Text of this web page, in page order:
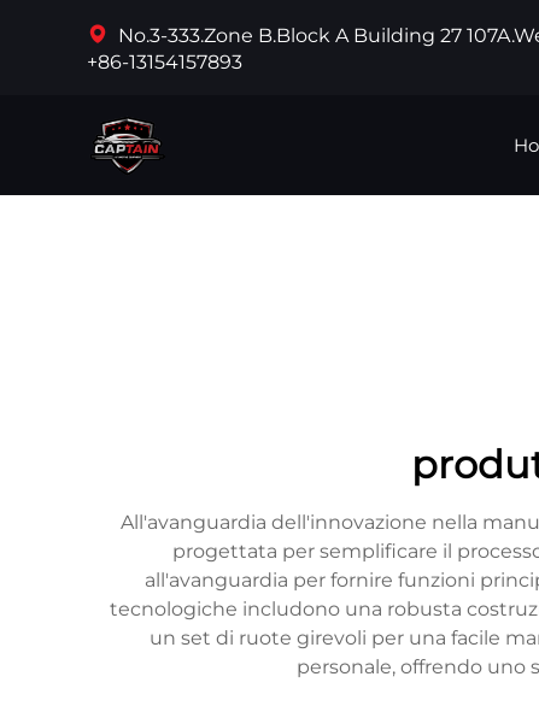
No.3-333.Zone B.Block A Building 27
+86-13154157893
All'avanguardia dell'innovazione nella
progettata per semplificare il
all'avanguardia per fornire funzioni
tecnologiche includono una robusta
un set di ruote girevoli per una facile
personale, offrendo uno